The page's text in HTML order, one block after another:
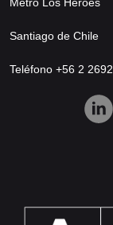
Santiago de Chile
Teléfono +56 2